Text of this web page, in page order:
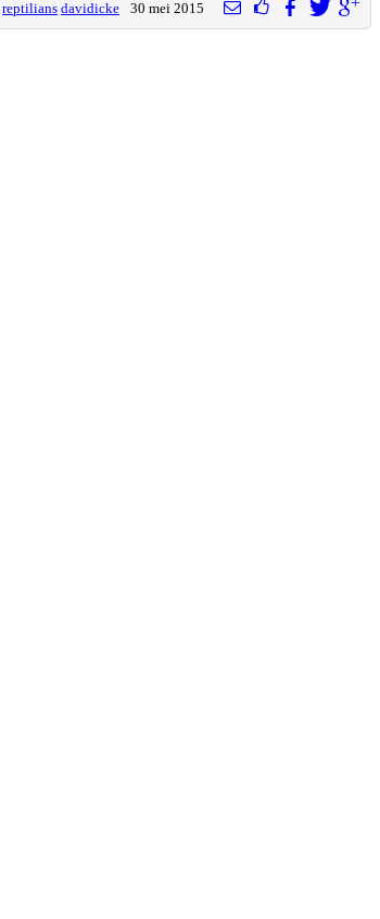
reptilians davidicke 30 mei 2015